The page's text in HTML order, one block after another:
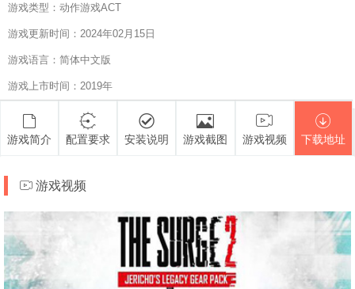
游戏类型：动作游戏ACT
游戏更新时间：2024年02月15日
游戏语言：简体中文版
游戏上市时间：2019年
游戏简介 配置要求 安装说明 游戏截图 游戏视频 下载地址
游戏视频